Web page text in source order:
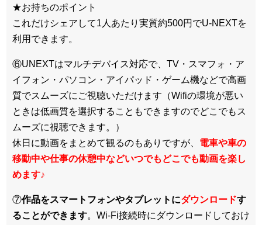
★お持ちのポイント
これだけシェアして1人あたり実質約500円でU-NEXTを
利用できます。
⑥UNEXTはマルチデバイス対応で、TV・スマフォ・ア
イフォン・パソコン・アイパッド・ゲーム機などで高画
質でスムーズにご視聴いただけます（Wifiの環境が悪い
ときは低画質を選択することもできますのでどこでもス
ムーズに視聴できます。）
休日に動画をまとめて観るのもありですが、 電車や車の
移動中や仕事の休憩中などいつでもどこでも動画を楽し
めます♪
⑦作品をスマートフォンやタブレットにダウンロードす
ることができます。Wi-Fi接続時にダウンロードしておけ